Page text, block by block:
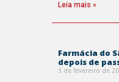
Leia mais »
Farmácia do
depois de
3 de fevereiro de